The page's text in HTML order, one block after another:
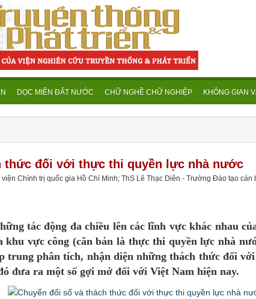
DỌC MIỀN ĐẤT NƯỚC CHỮ NGHỀ CHỮ NGHIỆP KHÔNG GIAN
thức đối với thực thi quyền lực nhà nước
Chính trị quốc gia Hồ Chí Minh; ThS Lê Thạc Diên - Trường Đào tạo
tác động đa chiều lên các lĩnh vực khác nhau
khu vực công (căn bản là thực thi quyền lực nhà
trung phân tích, nhận diện những thách thức đối
đưa ra một số gợi mở đối với Việt Nam hiện nay.